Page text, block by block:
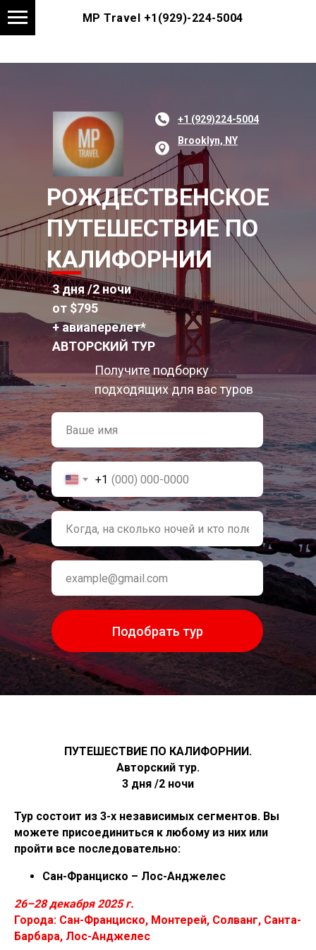
MP Travel +1(929)-224-5004
РОЖДЕСТВЕНСКОЕ
ПУТЕШЕСТВИЕ ПО
КАЛИФОРНИИ
3 дня /2 ночи
от $795
+ авиаперелет*
АВТОРСКИЙ ТУР
+1
Подобрать тур
Получите подборку
подходящих для вас туров
Brooklyn, NY
+1 (929)224-5004
ПУТЕШЕСТВИЕ ПО КАЛИФОРНИИ.
Авторский тур.
3 дня /2 ночи
Тур состоит из 3-х независимых сегментов. Вы
можете присоединиться к любому из них или
пройти все последовательно:
Сан-Франциско – Лос-Анджелес
26–28 декабря 2025 г.
Города: Сан-Франциско, Монтерей, Солванг, Санта-
Барбара, Лос-Анджелес